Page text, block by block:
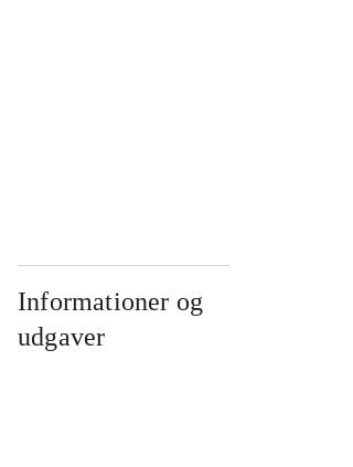
Informationer og
udgaver